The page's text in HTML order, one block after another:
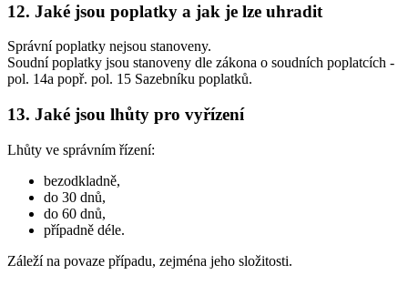
12. Jaké jsou poplatky a jak je lze uhradit
Správní poplatky nejsou stanoveny.
Soudní poplatky jsou stanoveny dle zákona o soudních poplatcích -
pol. 14a popř. pol. 15 Sazebníku poplatků.
13. Jaké jsou lhůty pro vyřízení
Lhůty ve správním řízení:
bezodkladně,
do 30 dnů,
do 60 dnů,
případně déle.
Záleží na povaze případu, zejména jeho složitosti.